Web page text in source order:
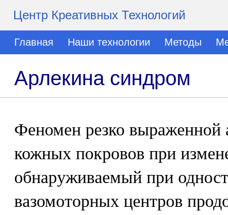
Центр Креативных Технологий
Главная Наши технологии Методы
Арлекина синдром
Феномен резко выраженной
кожных покровов при
обнаруживаемый при
вазомоторных центров